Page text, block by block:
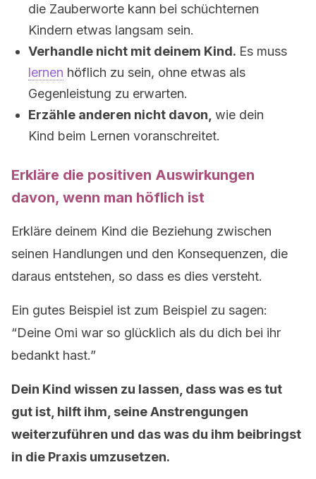
die Zauberworte kann bei schüchternen
Kindern etwas langsam sein.
Verhandle nicht mit deinem Kind. Es muss
lernen höflich zu sein, ohne etwas als
Gegenleistung zu erwarten.
Erzähle anderen nicht davon, wie dein
Kind beim Lernen voranschreitet.
Erkläre die positiven Auswirkungen
davon, wenn man höflich ist
Erkläre deinem Kind die Beziehung zwischen
seinen Handlungen und den Konsequenzen, die
daraus entstehen, so dass es dies versteht.
Ein gutes Beispiel ist zum Beispiel zu sagen:
“Deine Omi war so glücklich als du dich bei ihr
bedankt hast.”
Dein Kind wissen zu lassen, dass was es tut
gut ist, hilft ihm, seine Anstrengungen
weiterzuführen und das was du ihm beibringst
in die Praxis umzusetzen.